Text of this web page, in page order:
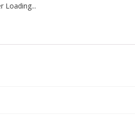
Loading...